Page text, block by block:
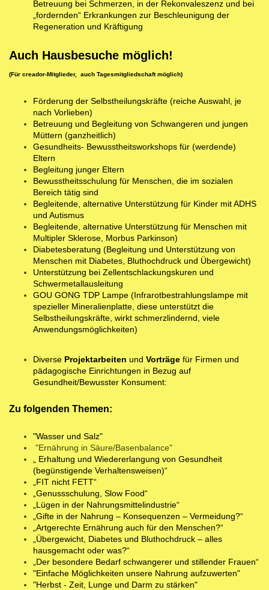
Betreuung bei Schmerzen, in der Rekonvaleszenz und bei
„fordernden“ Erkrankungen zur Beschleunigung der
Regeneration und Kräftigung
Auch Hausbesuche möglich!
(Für creador-Mitglieder, auch Tagesmitgliedschaft möglich)
Förderung der Selbstheilungskräfte (reiche Auswahl, je
nach Vorlieben)
Betreuung und Begleitung von Schwangeren und jungen
Müttern (ganzheitlich)
Gesundheits- Bewusstheitsworkshops für (werdende)
Eltern
Begleitung junger Eltern
Bewusstheitsschulung für Menschen, die im sozialen
Bereich tätig sind
Begleitende, alternative Unterstützung für Kinder mit ADHS
und Autismus
Begleitende, alternative Unterstützung für Menschen mit
Multipler Sklerose, Morbus Parkinson)
Diabetesberatung (Begleitung und Unterstützung von
Menschen mit Diabetes, Bluthochdruck und Übergewicht)
Unterstützung bei Zellentschlackungskuren und
Schwermetallausleitung
GOU GONG TDP Lampe (Infrarotbestrahlungslampe mit
spezieller Mineralienplatte, diese unterstützt die
Selbstheilungskräfte, wirkt schmerzlindernd, viele
Anwendungsmöglichkeiten)
Diverse Projektarbeiten und Vorträge für Firmen und
pädagogische Einrichtungen in Bezug auf
Gesundheit/Bewusster Konsument:
Zu folgenden Themen:
"Wasser und Salz"
"Ernährung in Säure/Basenbalance"
„ Erhaltung und Wiedererlangung von Gesundheit
(begünstigende Verhaltensweisen)“
„FIT nicht FETT“
„Genussschulung, Slow Food“
„Lügen in der Nahrungsmittelindustrie“
„Gifte in der Nahrung – Konsequenzen – Vermeidung?“
„Artgerechte Ernährung auch für den Menschen?“
„Übergewicht, Diabetes und Bluthochdruck – alles
hausgemacht oder was?“
„Der besondere Bedarf schwangerer und stillender Frauen“
"Einfache Möglichkeiten unsere Nahrung aufzuwerten"
"Herbst - Zeit, Lunge und Darm zu stärken"